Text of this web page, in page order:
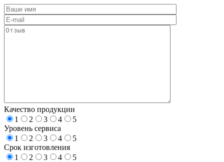
Качество продукции
1
2 3 4
5
Уровень сервиса
1
2 3 4
5
Срок изготовления
1
2 3 4
5